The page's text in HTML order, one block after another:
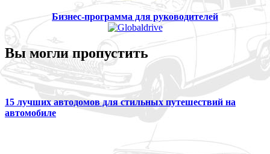
Бизнес-программа для руководителей
Вы могли пропустить
15 лучших автодомов для стильных путешествий на
автомобиле